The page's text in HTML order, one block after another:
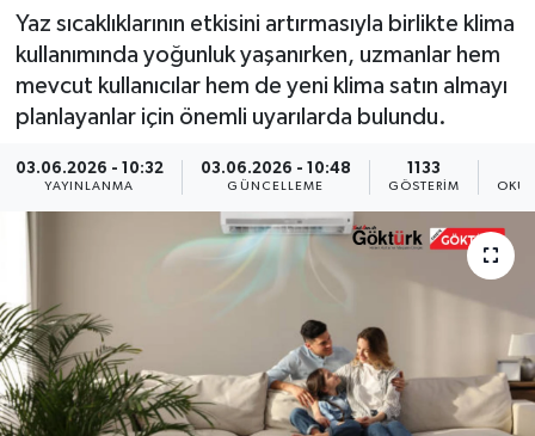
Yaz sıcaklıklarının etkisini artırmasıyla birlikte klima
kullanımında yoğunluk yaşanırken, uzmanlar hem
mevcut kullanıcılar hem de yeni klima satın almayı
planlayanlar için önemli uyarılarda bulundu.
03.06.2026 - 10:32
YAYINLANMA
03.06.2026 - 10:48
GÜNCELLEME
1133
GÖSTERIM
GÖKTÜRK
GÜNDEM
ÖZEL HABER
SAĞLIK